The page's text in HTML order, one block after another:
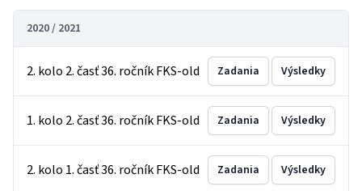
2020 / 2021
2. kolo 2. časť 36. ročník FKS-old Zadania Výsledky
1. kolo 2. časť 36. ročník FKS-old Zadania Výsledky
2. kolo 1. časť 36. ročník FKS-old Zadania Výsledky